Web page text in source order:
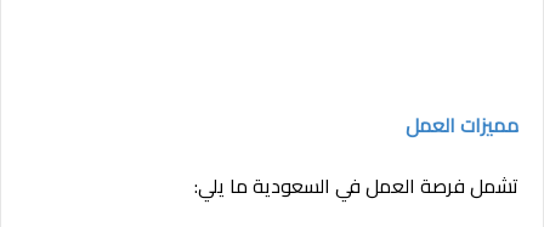
مميزات العمل
تشمل فرصة العمل في السعودية ما يلي: